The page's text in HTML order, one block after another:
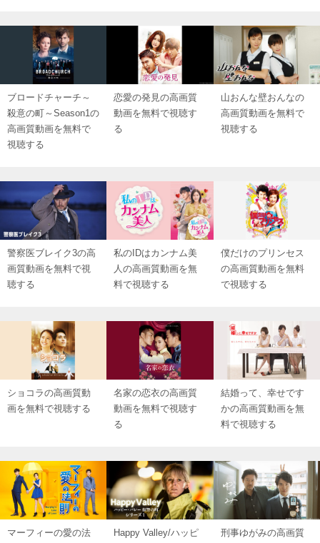
ブロードチャーチ～
殺意の町～Season1の
高画質動画を無料で
視聴する
恋愛の発見の高画質
動画を無料で視聴す
る
山おんな壁おんなの
高画質動画を無料で
視聴する
警察医ブレイク3の高
画質動画を無料で視
聴する
私のIDはカンナム美
人の高画質動画を無
料で視聴する
僕だけのプリンセス
の高画質動画を無料
で視聴する
ショコラの高画質動
画を無料で視聴する
名家の恋衣の高画質
動画を無料で視聴す
る
結婚って、幸せです
かの高画質動画を無
料で視聴する
マーフィーの愛の法
Happy Valley/ハッピ
刑事ゆがみの高画質